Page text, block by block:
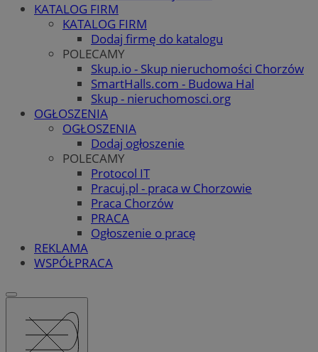
KATALOG FIRM
KATALOG FIRM
Dodaj firmę do katalogu
POLECAMY
Skup.io - Skup nieruchomości Chorzów
SmartHalls.com - Budowa Hal
Skup - nieruchomosci.org
OGŁOSZENIA
OGŁOSZENIA
Dodaj ogłoszenie
POLECAMY
Protocol IT
Pracuj.pl - praca w Chorzowie
Praca Chorzów
PRACA
Ogłoszenie o pracę
REKLAMA
WSPÓŁPRACA